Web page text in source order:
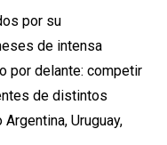
por su
de intensa
por delante: competir
de distintos
Uruguay,